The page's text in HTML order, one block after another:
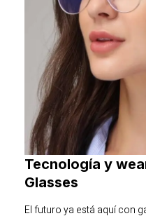
Tecnología y
Glasses
El futuro ya está aquí con